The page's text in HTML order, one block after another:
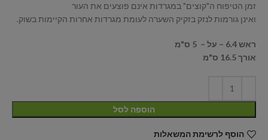
זמן הטיפוח ה"קוצים" במגרדות אינם פוצעים את העור
ואינן גורמות לנזק בזקיק השערה לעומת מגרדות אחרות הקיימות בשוק.
ראש 6.4 – על – 5 ס"מ
אורך 16.5 ס"מ
הוספה לסל
הוסף לרשימת המשאלות